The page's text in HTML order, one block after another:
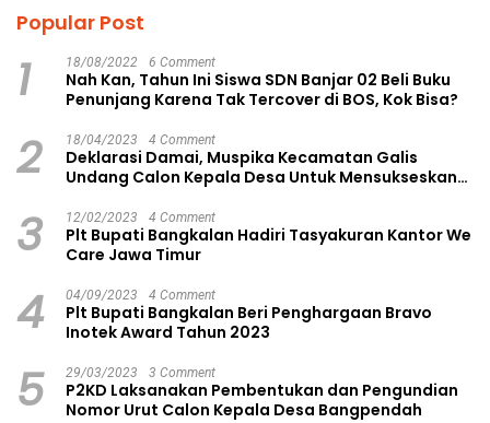
Popular Post
1 18/08/2022 6 Comment
Nah Kan, Tahun Ini Siswa SDN Banjar 02 Beli Buku
Penunjang Karena Tak Tercover di BOS, Kok Bisa?
2 18/04/2023 4 Comment
Deklarasi Damai, Muspika Kecamatan Galis
Undang Calon Kepala Desa Untuk Mensukseskan
3 12/02/2023 4 Comment
Plt Bupati Bangkalan Hadiri Tasyakuran Kantor We
Care Jawa Timur
4 04/09/2023 4 Comment
Plt Bupati Bangkalan Beri Penghargaan Bravo
Inotek Award Tahun 2023
5 29/03/2023 3 Comment
P2KD Laksanakan Pembentukan dan Pengundian
Nomor Urut Calon Kepala Desa Bangpendah